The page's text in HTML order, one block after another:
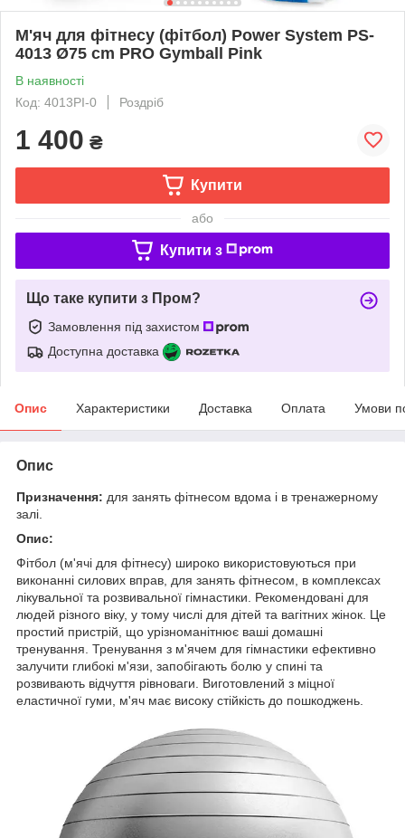
М'яч для фітнесу (фітбол) Power System PS-
4013 Ø75 cm PRO Gymball Pink
В наявності
Код: 4013PI-0
Роздріб
1 400 ₴
Купити
або
Купити з
Що таке купити з Пром?
Замовлення під захистом
Доступна доставка
Опис Характеристики Доставка Оплата Умови
Опис
Призначення: для занять фітнесом вдома і в тренажерному
залі.
Опис:
Фітбол (м'ячі для фітнесу) широко використовуються при
виконанні силових вправ, для занять фітнесом, в комплексах
лікувальної та розвивальної гімнастики. Рекомендовані для
людей різного віку, у тому числі для дітей та вагітних жінок. Це
простий пристрій, що урізноманітнює ваші домашні
тренування. Тренування з м'ячем для гімнастики ефективно
залучити глибокі м'язи, запобігають болю у спині та
розвивають відчуття рівноваги. Виготовлений з міцної
еластичної гуми, м'яч має високу стійкість до пошкоджень.